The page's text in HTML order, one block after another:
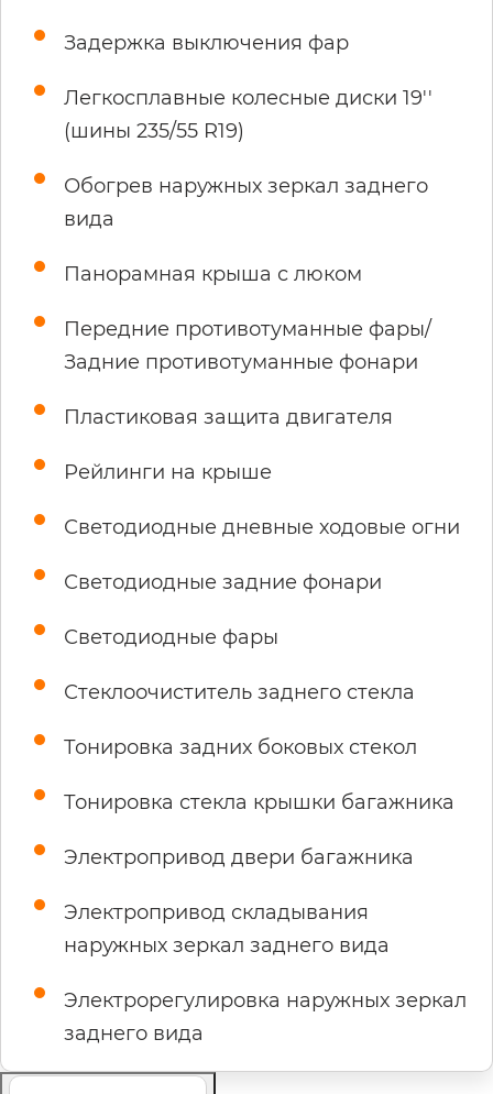
Задержка выключения фар
Легкосплавные колесные диски 19''
(шины 235/55 R19)
Обогрев наружных зеркал заднего
вида
Панорамная крыша с люком
Передние противотуманные фары/
Задние противотуманные фонари
Пластиковая защита двигателя
Рейлинги на крыше
Светодиодные дневные ходовые огни
Светодиодные задние фонари
Светодиодные фары
Стеклоочиститель заднего стекла
Тонировка задних боковых стекол
Тонировка стекла крышки багажника
Электропривод двери багажника
Электропривод складывания
наружных зеркал заднего вида
Электрорегулировка наружных зеркал
заднего вида